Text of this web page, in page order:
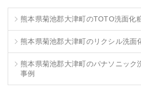
熊本県菊池郡大津町のTOTO洗面化
熊本県菊池郡大津町のリクシル洗面
熊本県菊池郡大津町のパナソニック
事例